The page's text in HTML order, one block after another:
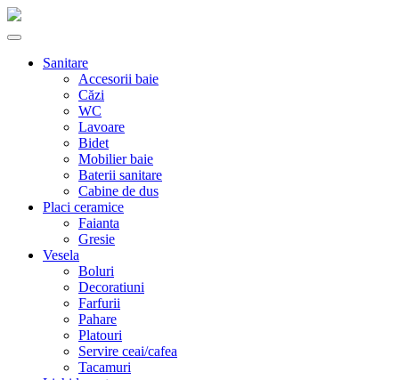
Sanitare
Accesorii baie
Căzi
WC
Lavoare
Bidet
Mobilier baie
Baterii sanitare
Cabine de dus
Placi ceramice
Faianta
Gresie
Vesela
Boluri
Decoratiuni
Farfurii
Pahare
Platouri
Servire ceai/cafea
Tacamuri